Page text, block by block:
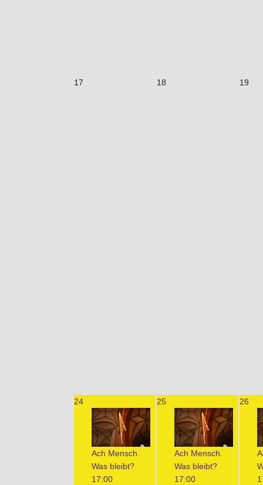
17 18 19
24
Ach Mensch.
Was bleibt?
17:00
25
Ach Mensch.
Was bleibt?
17:00
26